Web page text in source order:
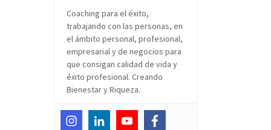
Coaching para el éxito,
trabajando con las personas, en
el ámbito personal, profesional,
empresarial y de negocios para
que consigan calidad de vida y
éxito profesional. Creando
Bienestar y Riqueza.